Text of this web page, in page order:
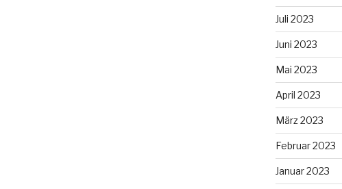
Juli 2023
Juni 2023
Mai 2023
April 2023
März 2023
Februar 2023
Januar 2023